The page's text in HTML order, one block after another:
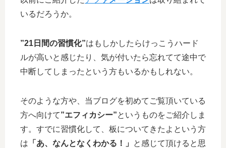
いるだろうか。
”21日間の習慣化”はもしかしたらけっこうハード
ルが高いと感じたり、気が付いたら忘れてて途中で
中断してしまったという方もいるかもしれない。
そのような方や、当ブログを初めてご覧頂いている
方へ向けて”エフィカシー”というものをご紹介しま
す。すでに習慣化して、板についてきたよという方
は 「あ、なんとなくわかる！」 と感じて頂けると思